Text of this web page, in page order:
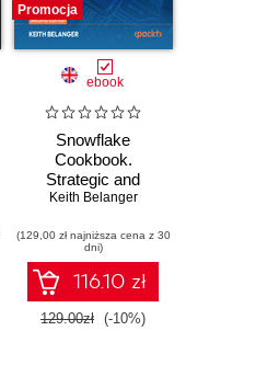
Charveriat, Stephen Brown
Promocja
ebook
Snowflake
Cookbook.
Strategic and
practical recipes
governed,
intelligent, AI-ready
data platforms -
Second Edition
Keith Belanger
(129,00 zł najniższa cena z 30
dni)
116.10 zł
129.00zł (-10%)